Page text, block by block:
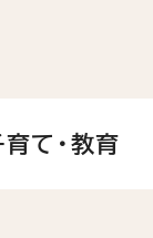
育て・教育